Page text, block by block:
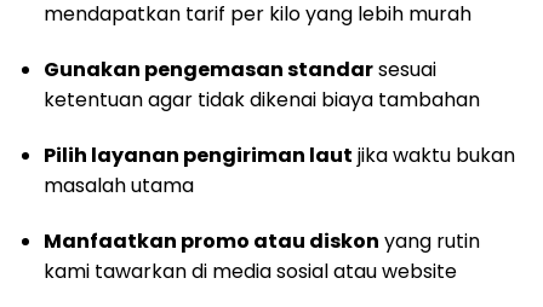
mendapatkan tarif per kilo yang lebih murah
Gunakan pengemasan standarsesuai
ketentuan agar tidak dikenai biaya tambahan
Pilih layanan pengiriman laut jika waktu bukan
masalah utama
Manfaatkan promo atau diskon yang rutin
kami tawarkan di media sosial atau website